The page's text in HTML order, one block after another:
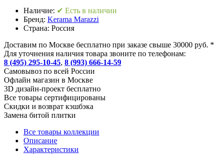
Наличие: ✔ Есть в наличии
Бренд: Kerama Marazzi
Страна: Россия
Доставим по Москве бесплатно при заказе свыше 30000 руб. *
Для уточнения наличия товара звоните по телефонам:
8 (495) 295-10-45, 8 (993) 666-14-59
Cамовывоз по всей России
Офлайн магазин в Москве
3D дизайн-проект бесплатно
Все товары сертифицированы
Скидки и возврат кэшбэка
Замена битой плитки
Все товары коллекции
Описание
Характеристики